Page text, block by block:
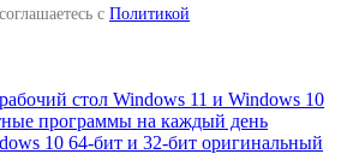
с Политикой
стол Windows 11 и Windows 10
программы на каждый день
10 64-бит и 32-бит оригинальный